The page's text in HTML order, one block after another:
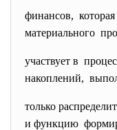
финансов,
материального
участвует в
накоплений,
только
и функцию